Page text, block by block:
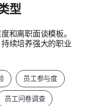
型
和离职面谈模板。
续培养强大的职业
员工参与度
员工问卷调查